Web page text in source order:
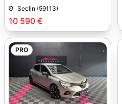
10 590 €
Seclin (59113)
PRO